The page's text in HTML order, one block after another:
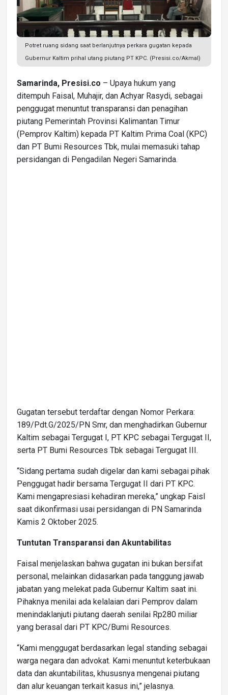
Potret ruang sidang saat berlanjutnya perkara gugatan kepada
Gubernur Kaltim prihal utang piutang PT KPC. (Presisi.co/Akmal)
Samarinda, Presisi.co – Upaya hukum yang
ditempuh Faisal, Muhajir, dan Achyar Rasydi, sebagai
penggugat menuntut transparansi dan penagihan
piutang Pemerintah Provinsi Kalimantan Timur
(Pemprov Kaltim) kepada PT Kaltim Prima Coal (KPC)
dan PT Bumi Resources Tbk, mulai memasuki tahap
persidangan di Pengadilan Negeri Samarinda.
Gugatan tersebut terdaftar dengan Nomor Perkara:
189/Pdt.G/2025/PN Smr, dan menghadirkan Gubernur
Kaltim sebagai Tergugat I, PT KPC sebagai Tergugat II,
serta PT Bumi Resources Tbk sebagai Tergugat III.
“Sidang pertama sudah digelar dan kami sebagai pihak
Penggugat hadir bersama Tergugat II dari PT KPC.
Kami mengapresiasi kehadiran mereka,” ungkap Faisl
saat dikonfirmasi usai persidangan di PN Samarinda
Kamis 2 Oktober 2025.
Tuntutan Transparansi dan Akuntabilitas
Faisal menjelaskan bahwa gugatan ini bukan bersifat
personal, melainkan didasarkan pada tanggung jawab
jabatan yang melekat pada Gubernur Kaltim saat ini.
Pihaknya menilai ada kelalaian dari Pemprov dalam
menindaklanjuti piutang daerah senilai Rp280 miliar
yang berasal dari PT KPC/Bumi Resources.
“Kami menggugat berdasarkan legal standing sebagai
warga negara dan advokat. Kami menuntut keterbukaan
data dan akuntabilitas, khususnya mengenai piutang
dan alur keuangan terkait kasus ini,” jelasnya.